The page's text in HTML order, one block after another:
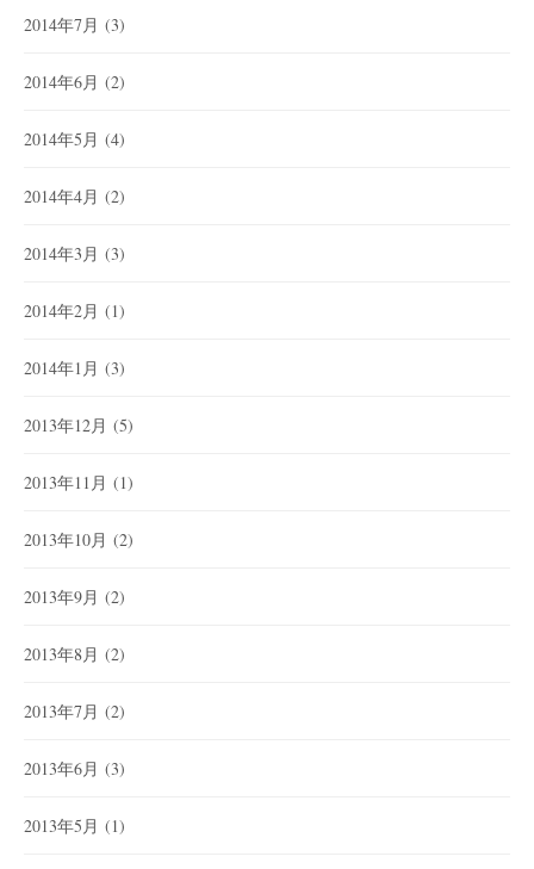
2014年7月 (3)
2014年6月 (2)
2014年5月 (4)
2014年4月 (2)
2014年3月 (3)
2014年2月 (1)
2014年1月 (3)
2013年12月 (5)
2013年11月 (1)
2013年10月 (2)
2013年9月 (2)
2013年8月 (2)
2013年7月 (2)
2013年6月 (3)
2013年5月 (1)